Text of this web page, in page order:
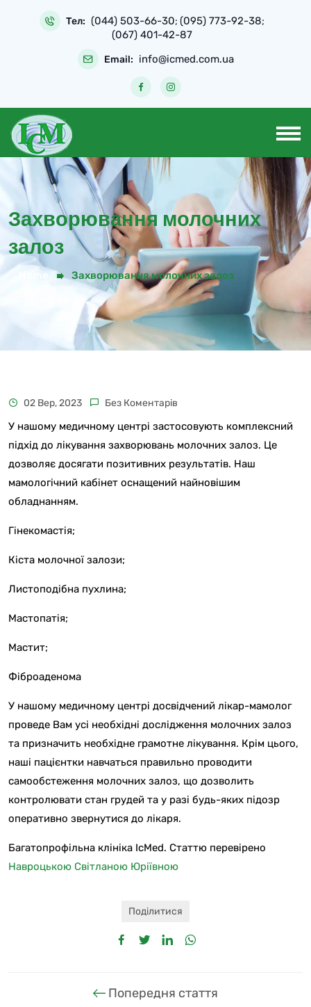
Тел: (044) 503-66-30; (095) 773-92-38;
(067) 401-42-87
Email: info@icmed.com.ua
Захворювання молочних
залоз
Home Захворювання молочних залоз
02 Вер, 2023 Без Коментарів
У нашому медичному центрі застосовують комплексний
підхід до лікування захворювань молочних залоз. Це
дозволяє досягати позитивних результатів. Наш
мамологічний кабінет оснащений найновішим
обладнанням.
Гінекомастія;
Кіста молочної залози;
Листоподібна пухлина;
Мастопатія;
Мастит;
Фіброаденома
У нашому медичному центрі досвідчений лікар-мамолог
проведе Вам усі необхідні дослідження молочних залоз
та призначить необхідне грамотне лікування. Крім цього,
наші пацієнтки навчаться правильно проводити
самообстеження молочних залоз, що дозволить
контролювати стан грудей та у разі будь-яких підозр
оперативно звернутися до лікаря.
Багатопрофільна клініка IcMed. Статтю перевірено
Навроцькою Світланою Юріївною
Поділитися
Попередня стаття